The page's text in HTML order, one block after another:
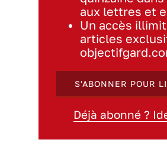
aux lettres et
Un accès
articles
S'ABONNER POUR
Déjà abonné ?